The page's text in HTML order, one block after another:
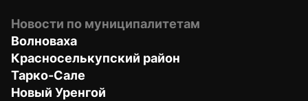
Новости по муниципалитетам
Волноваха
Красноселькупский район
Тарко-Сале
Новый Уренгой